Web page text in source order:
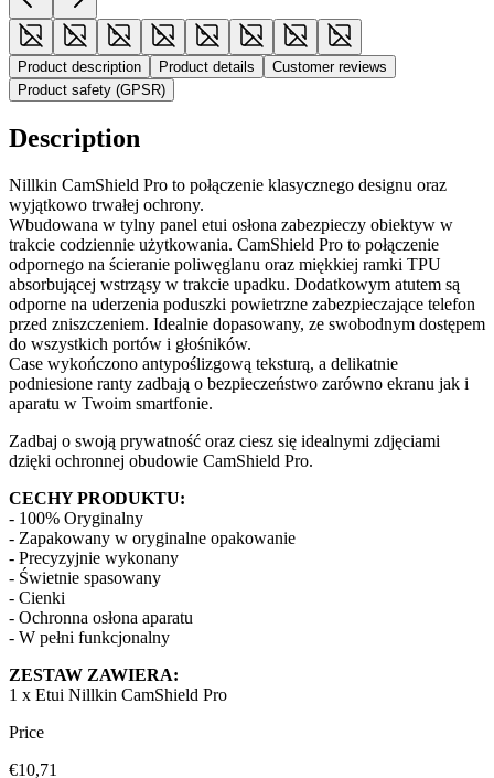
Product description Product details
Customer reviews
Product safety (GPSR)
Description
Nillkin CamShield Pro to połączenie klasycznego designu oraz
wyjątkowo trwałej ochrony.
Wbudowana w tylny panel etui osłona zabezpieczy obiektyw w
trakcie codziennie użytkowania. CamShield Pro to połączenie
odpornego na ścieranie poliwęglanu oraz miękkiej ramki TPU
absorbującej wstrząsy w trakcie upadku. Dodatkowym atutem są
odporne na uderzenia poduszki powietrzne zabezpieczające telefon
przed zniszczeniem. Idealnie dopasowany, ze swobodnym dostępem
do wszystkich portów i głośników.
Case wykończono antypoślizgową teksturą, a delikatnie
podniesione ranty zadbają o bezpieczeństwo zarówno ekranu jak i
aparatu w Twoim smartfonie.
Zadbaj o swoją prywatność oraz ciesz się idealnymi zdjęciami
dzięki ochronnej obudowie CamShield Pro.
CECHY PRODUKTU:
- 100% Oryginalny
- Zapakowany w oryginalne opakowanie
- Precyzyjnie wykonany
- Świetnie spasowany
- Cienki
- Ochronna osłona aparatu
- W pełni funkcjonalny
ZESTAW ZAWIERA:
1 x Etui Nillkin CamShield Pro
Price
€10,71